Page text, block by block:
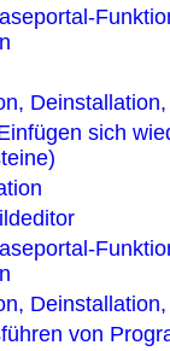
sich
von